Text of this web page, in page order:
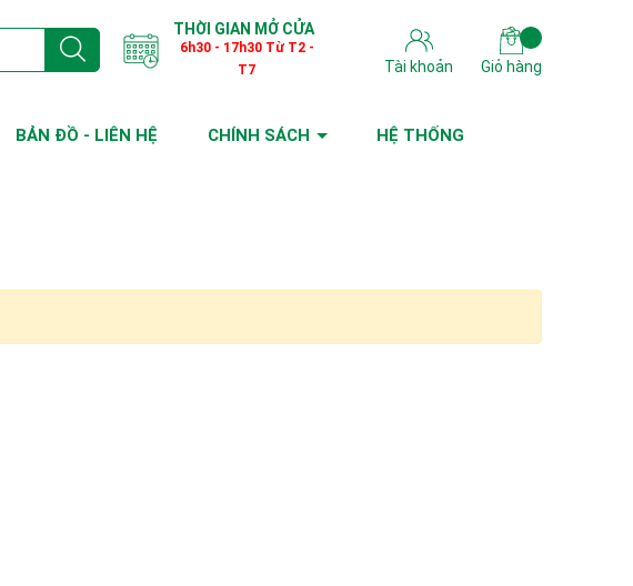
THỜI GIAN MỞ CỬA
6h30 - 17h30 Từ T2 -
T7
Tài khoản Giỏ hàng
BẢN ĐỒ - LIÊN HỆ CHÍNH SÁCH HỆ THỐNG